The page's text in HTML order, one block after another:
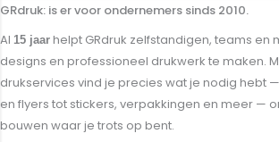
GRdruk: is er voor ondernemers sinds 2010.
Al 15 jaar helpt GRdruk zelfstandigen, teams en
designs en professioneel drukwerk te maken.
drukservices vind je precies wat je nodig hebt
en flyers tot stickers, verpakkingen en meer —
bouwen waar je trots op bent.